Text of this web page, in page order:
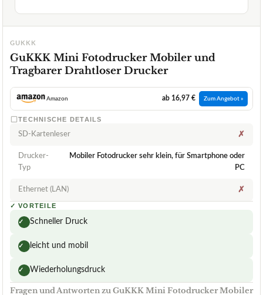
GUKKK
GuKKK Mini Fotodrucker Mobiler und
Tragbarer Drahtloser Drucker
Amazon ab 16,97 € Zum Angebot »
TECHNISCHE DETAILS
SD-Kartenleser ✗
Drucker-
Typ
Mobiler Fotodrucker sehr klein, für Smartphone oder
PC
Ethernet (LAN) ✗
✓ VORTEILE
✓ Schneller Druck
✓ leicht und mobil
✓ Wiederholungsdruck
Fragen und Antworten zu GuKKK Mini Fotodrucker Mobiler